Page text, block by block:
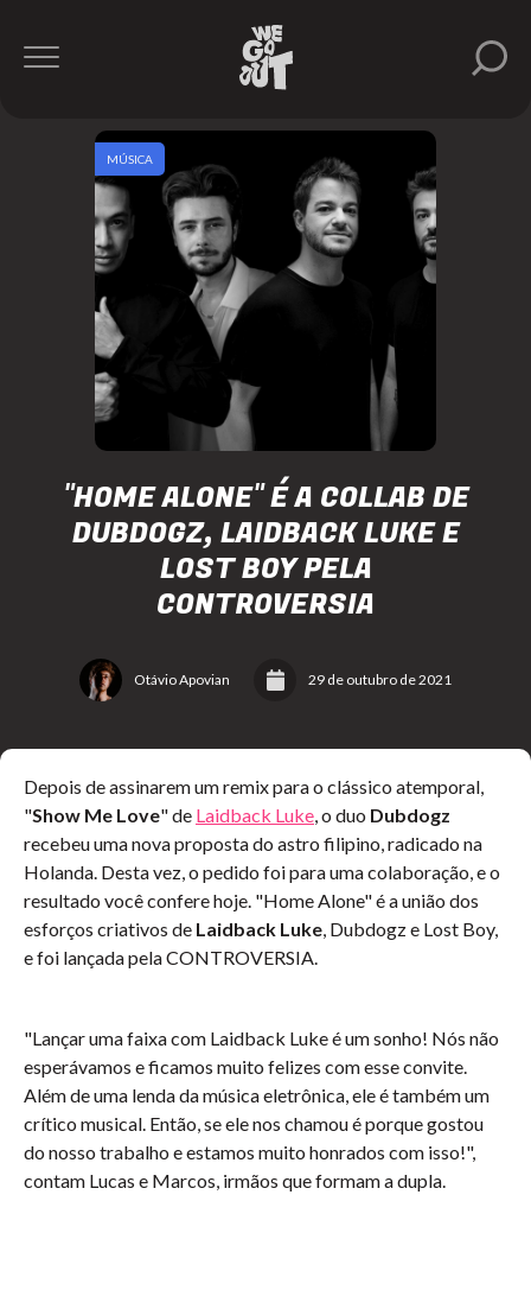
"HOME ALONE" É A COLLAB DE
DUBDOGZ, LAIDBACK LUKE E
LOST BOY PELA
CONTROVERSIA
Otávio Apovian 29 de outubro de 2021
MÚSICA
Depois de assinarem um remix para o clássico atemporal,
"Show Me Love" de Laidback Luke, o duo Dubdogz
recebeu uma nova proposta do astro filipino, radicado na
Holanda. Desta vez, o pedido foi para uma colaboração, e o
resultado você confere hoje. "Home Alone" é a união dos
esforços criativos de Laidback Luke, Dubdogz e Lost Boy,
e foi lançada pela CONTROVERSIA.
"Lançar uma faixa com Laidback Luke é um sonho! Nós não
esperávamos e ficamos muito felizes com esse convite.
Além de uma lenda da música eletrônica, ele é também um
crítico musical. Então, se ele nos chamou é porque gostou
do nosso trabalho e estamos muito honrados com isso!",
contam Lucas e Marcos, irmãos que formam a dupla.